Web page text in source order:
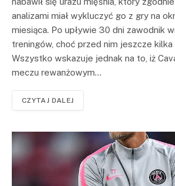
analizami miał wykluczyć go z gry na
miesiąca. Po upływie 30 dni zawodnik
treningów, choć przed nim jeszcze kilka
Wszystko wskazuje jednak na to, iż
meczu rewanżowym…
CZYTAJ DALEJ